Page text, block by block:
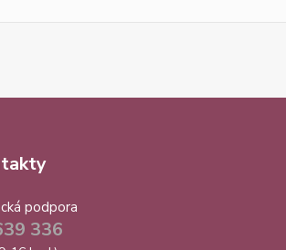
podpora
336